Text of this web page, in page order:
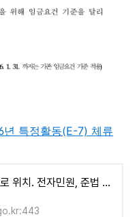
특정활동(E-7) 체류
경기도 과천시 관문로 위치. 전자민원, 준법 운동, 여성포럼, 인권 광장.